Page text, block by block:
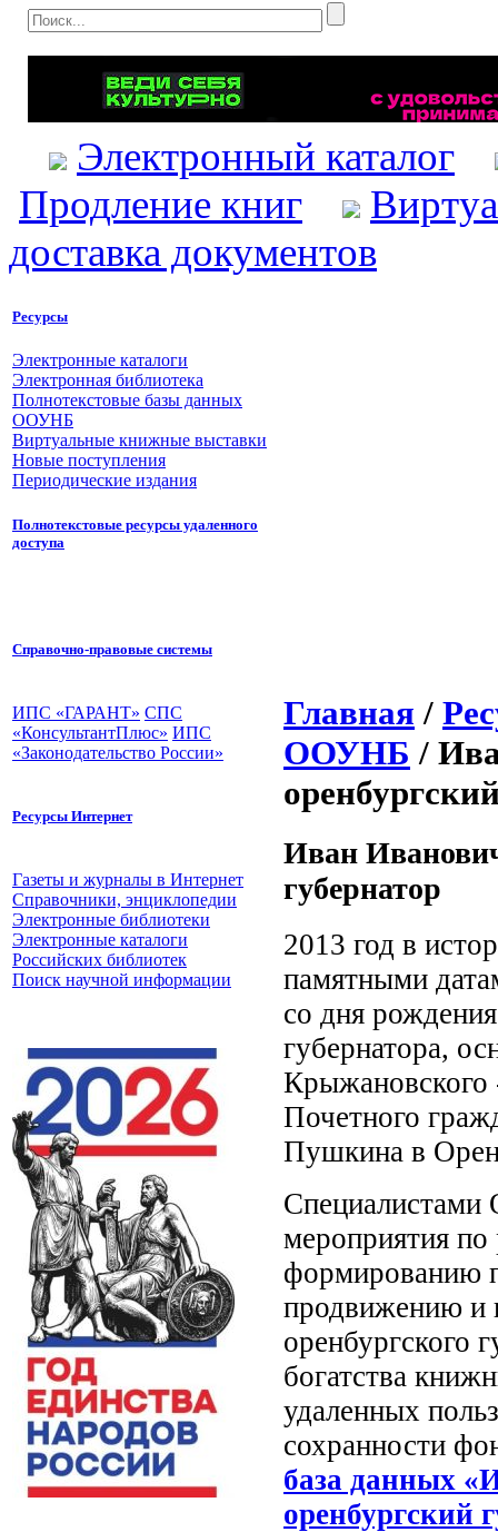
Электронный каталог
Продление книг
доставка документов
Ресурсы
Электронные каталоги
Электронная библиотека
Полнотекстовые базы данных
ООУНБ
Виртуальные книжные выставки
Новые поступления
Периодические издания
Полнотекстовые ресурсы удаленного
доступа
Справочно-правовые системы
ИПС «ГАРАНТ» СПС
«КонсультантПлюс» ИПС
«Законодательство России»
Ресурсы Интернет
Газеты и журналы в Интернет
Справочники, энциклопедии
Электронные библиотеки
Электронные каталоги
Российских библиотек
Поиск научной информации
Главная /
ООУНБ /
Иван
губернатор
2013 год в
памятными
со дня
губернатора,
Крыжановского
Почетного
Пушкина в
мероприятия по
формированию
продвижению и
оренбургского
богатства
удаленных
сохранности
база данных
оренбургский